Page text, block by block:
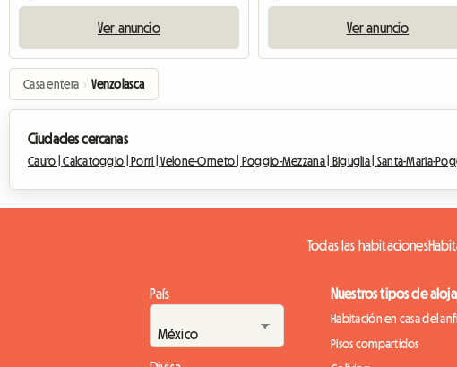
Ver anuncio Ver anuncio
Casa entera › Venzolasca
Ciudades cercanas
Cauro |Calcatoggio | Porri |Velone-Orneto | Poggio-Mezzana | Biguglia | Santa-Maria-
Todas las habitaciones
País Nuestros tipos de
Habitación en casa del
Pisos compartidos